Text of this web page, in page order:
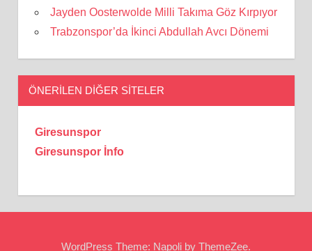
Jayden Oosterwolde Milli Takıma Göz Kırpıyor
Trabzonspor’da İkinci Abdullah Avcı Dönemi
ÖNERILEN DIĞER SITELER
Giresunspor
Giresunspor İnfo
WordPress Theme: Napoli by ThemeZee.